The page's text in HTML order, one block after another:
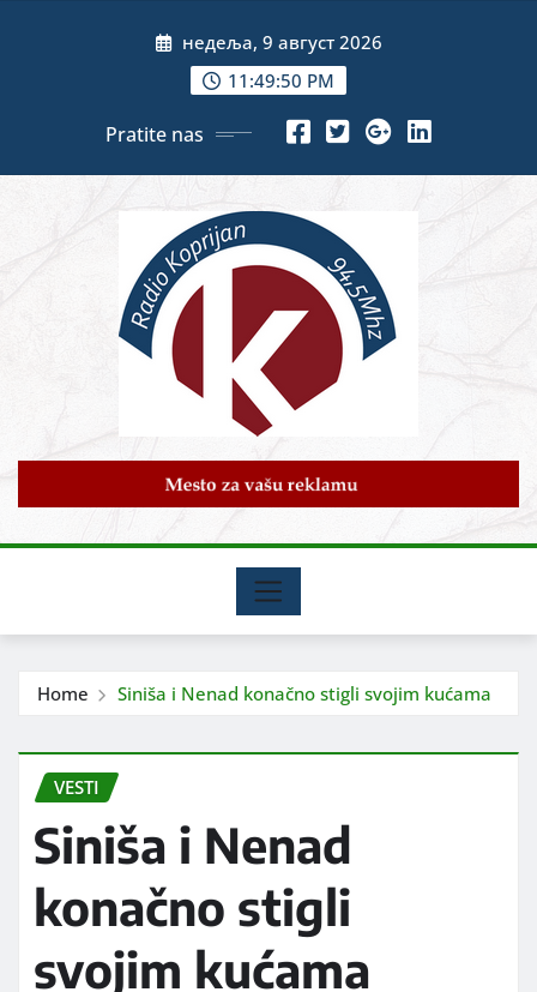
недеља, 9 август 2026
11:49:52 PM
Pratite nas
Home Siniša i Nenad konačno stigli svojim kućama
VESTI
Siniša i Nenad
konačno stigli
svojim kućama